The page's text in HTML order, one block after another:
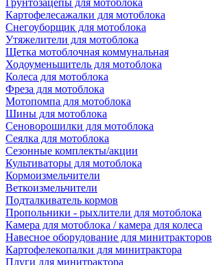
Грунтозацепы для мотоблока
Картофелесажалки для мотоблока
Снегоуборщик для мотоблока
Утяжелители для мотоблока
Щетка мотоблочная коммунальная
Ходоуменьшитель для мотоблока
Колеса для мотоблока
Фреза для мотоблока
Мотопомпа для мотоблока
Шины для мотоблока
Сеноворошилки для мотоблока
Сеялка для мотоблока
Сезонные комплекты/акции
Культиваторы для мотоблока
Кормоизмельчители
Веткоизмельчители
Подталкиватель кормов
Пропольники - рыхлители для мотоблока
Камера для мотоблока / камера для колеса
Навесное оборудование для минитракторов
Картофелекопалки для минитрактора
Плуги для минитрактора